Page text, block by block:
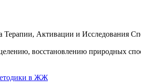
Активации и Исследования
восстановлению природных